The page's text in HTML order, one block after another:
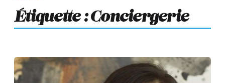
Étiquette : Conciergerie